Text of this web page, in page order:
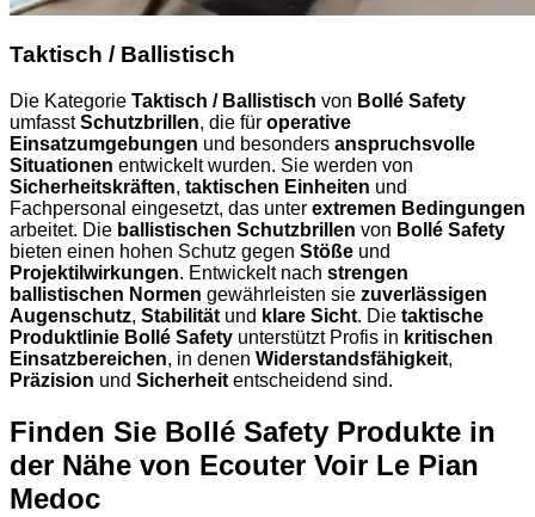
Taktisch / Ballistisch
Die Kategorie Taktisch / Ballistisch von Bollé Safety
umfasstSchutzbrillen, die für operative
Einsatzumgebungen und besonders anspruchsvolle
Situationen entwickelt wurden. Sie werden von
Sicherheitskräften, taktischen Einheiten und
Fachpersonal eingesetzt, das unter extremen Bedingungen
arbeitet. Die ballistischen Schutzbrillen von Bollé Safety
bieten einen hohen Schutz gegen Stöße und
Projektilwirkungen. Entwickelt nach strengen
ballistischen Normen gewährleisten sie zuverlässigen
Augenschutz, Stabilität und klare Sicht. Die taktische
Produktlinie Bollé Safety unterstützt Profis in kritischen
Einsatzbereichen, in denen Widerstandsfähigkeit,
Präzision und Sicherheit entscheidend sind.
Finden Sie Bollé Safety Produkte in
der Nähe von Ecouter Voir Le Pian
Medoc